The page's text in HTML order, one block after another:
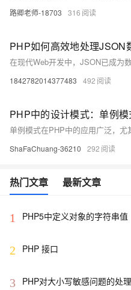
路卿老师-18703 316
PHP如何高效地处理JSON
1842782014377483 492
ShaFaChuang-36210 292
热门文章 最新文章
1 PHP5中定义对象的字符串值
2 PHP 接口
3
PHP对大小写敏感问题的处